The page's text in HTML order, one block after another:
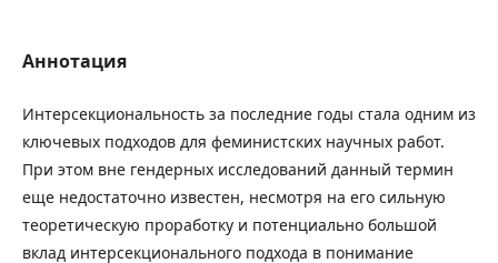
Аннотация
Интерсекциональность за последние годы стала одним из
ключевых подходов для феминистских научных работ.
При этом вне гендерных исследований данный термин
еще недостаточно известен, несмотря на его сильную
теоретическую проработку и потенциально большой
вклад интерсекционального подхода в понимание